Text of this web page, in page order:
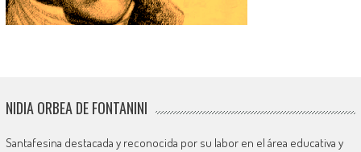
NIDIA ORBEA DE FONTANINI
Santafesina destacada y reconocida por su labor en el área educativa y